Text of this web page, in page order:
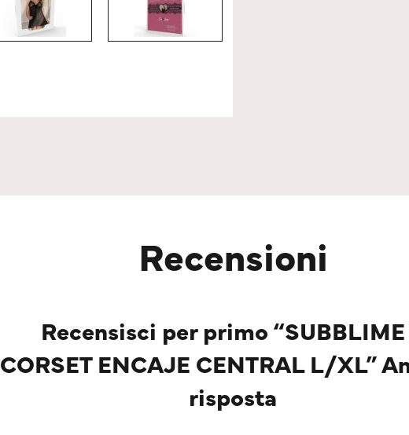
Recensioni
Recensisci per primo
CORSET ENCAJE CENTRAL L/XL”
risposta